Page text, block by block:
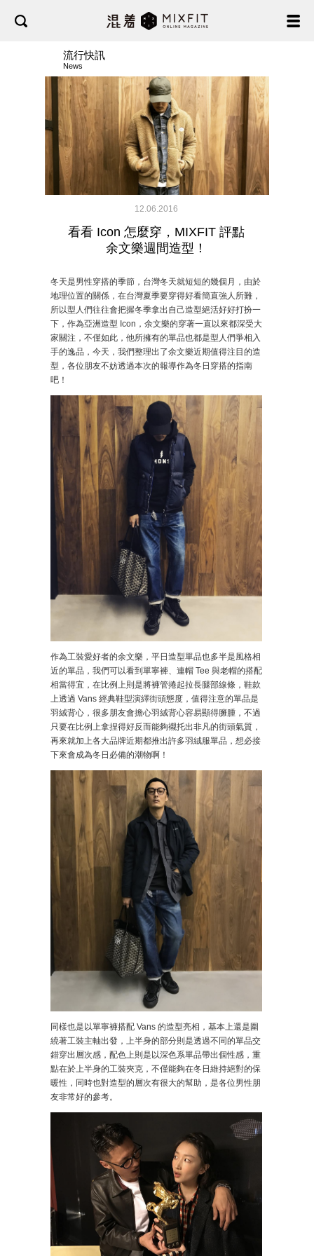
流行快訊
News
12.06.2016
看看 Icon 怎麼穿，MIXFIT 評點
余文樂週間造型！
冬天是男性穿搭的季節，台灣冬天就短短的幾個月，由於
地理位置的關係，在台灣夏季要穿得好看簡直強人所難，
所以型人們往往會把握冬季拿出自己造型絕活好好打扮一
下，作為亞洲造型 Icon，余文樂的穿著一直以來都深受大
家關注，不僅如此，他所擁有的單品也都是型人們爭相入
手的逸品，今天，我們整理出了余文樂近期值得注目的造
型，各位朋友不妨透過本次的報導作為冬日穿搭的指南
吧！
作為工裝愛好者的余文樂，平日造型單品也多半是風格相
近的單品，我們可以看到單寧褲、連帽 Tee 與老帽的搭配
相當得宜，在比例上則是將褲管捲起拉長腿部線條，鞋款
上透過 Vans 經典鞋型演繹街頭態度，值得注意的單品是
羽絨背心，很多朋友會擔心羽絨背心容易顯得臃腫，不過
只要在比例上拿捏得好反而能夠襯托出非凡的街頭氣質，
再來就加上各大品牌近期都推出許多羽絨服單品，想必接
下來會成為冬日必備的潮物啊！
同樣也是以單寧褲搭配 Vans 的造型亮相，基本上還是圍
繞著工裝主軸出發，上半身的部分則是透過不同的單品交
錯穿出層次感，配色上則是以深色系單品帶出個性感，重
點在於上半身的工裝夾克，不僅能夠在冬日維持絕對的保
暖性，同時也對造型的層次有很大的幫助，是各位男性朋
友非常好的參考。